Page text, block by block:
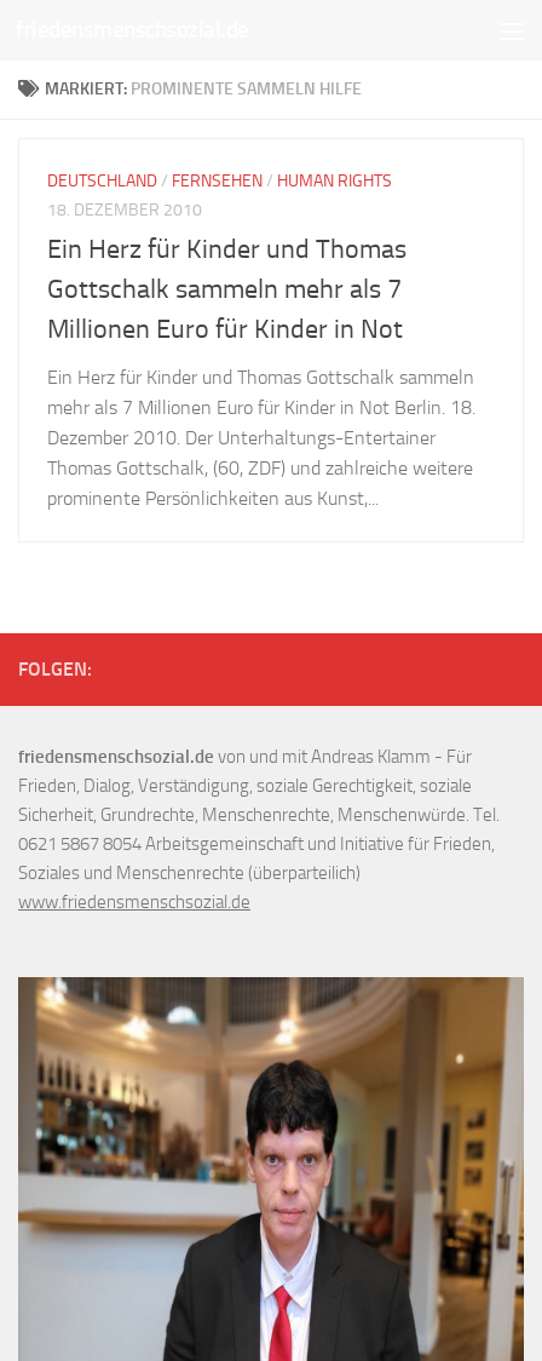
MARKIERT: PROMINENTE SAMMELN HILFE
DEUTSCHLAND/ FERNSEHEN/ HUMAN RIGHTS
18. DEZEMBER 2010
Ein Herz für Kinder und Thomas
Gottschalk sammeln mehr als 7
Millionen Euro für Kinder in Not
Ein Herz für Kinder und Thomas Gottschalk sammeln
mehr als 7 Millionen Euro für Kinder in Not Berlin. 18.
Dezember 2010. Der Unterhaltungs-Entertainer
Thomas Gottschalk, (60, ZDF) und zahlreiche weitere
prominente Persönlichkeiten aus Kunst,...
FOLGEN:
friedensmenschsozial.de von und mit Andreas Klamm - Für
Frieden, Dialog, Verständigung, soziale Gerechtigkeit, soziale
Sicherheit, Grundrechte, Menschenrechte, Menschenwürde. Tel.
0621 5867 8054 Arbeitsgemeinschaft und Initiative für Frieden,
Soziales und Menschenrechte (überparteilich)
www.friedensmenschsozial.de